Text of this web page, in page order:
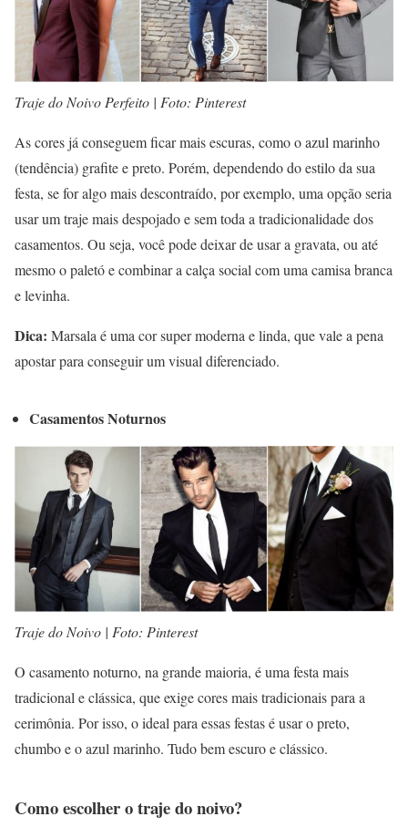
Traje do Noivo Perfeito | Foto: Pinterest
As cores já conseguem ficar mais escuras, como o azul marinho
(tendência) grafite e preto. Porém, dependendo do estilo da sua
festa, se for algo mais descontraído, por exemplo, uma opção seria
usar um traje mais despojado e sem toda a tradicionalidade dos
casamentos. Ou seja, você pode deixar de usar a gravata, ou até
mesmo o paletó e combinar a calça social com uma camisa branca
e levinha.
Dica: Marsala é uma cor super moderna e linda, que vale a pena
apostar para conseguir um visual diferenciado.
Casamentos Noturnos
Traje do Noivo | Foto: Pinterest
O casamento noturno, na grande maioria, é uma festa mais
tradicional e clássica, que exige cores mais tradicionais para a
cerimônia. Por isso, o ideal para essas festas é usar o preto,
chumbo e o azul marinho. Tudo bem escuro e clássico.
Como escolher o traje do noivo?